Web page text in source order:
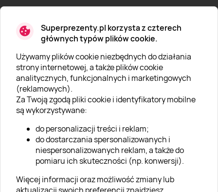
Superprezenty.pl korzysta z czterech
głównych typów plików cookie.
Używamy plików cookie niezbędnych do działania
strony internetowej, a także plików cookie
analitycznych, funkcjonalnych i marketingowych
(reklamowych).
Za Twoją zgodą pliki cookie i identyfikatory mobilne
są wykorzystywane:
do personalizacji treści i reklam;
do dostarczania spersonalizowanych i
niespersonalizowanych reklam, a także do
pomiaru ich skuteczności (np. konwersji).
Więcej informacji oraz możliwość zmiany lub
O SUPERPREZENTY
O nas
Aktualności
Kariera w Super Prezentach
Klub Lojalnościowy
Dodaj recenzję